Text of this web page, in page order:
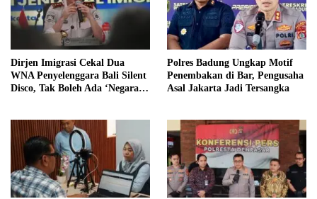
Dirjen Imigrasi Cekal Dua
WNA Penyelenggara Bali Silent
Disco, Tak Boleh Ada ‘Negara
Polres Badung Ungkap Motif
Penembakan di Bar, Pengusaha
Asal Jakarta Jadi Tersangka